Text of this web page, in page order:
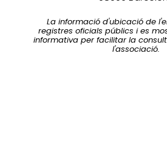
La informació d'ubicació de
registres oficials públics i es
informativa per facilitar la
l'associació.